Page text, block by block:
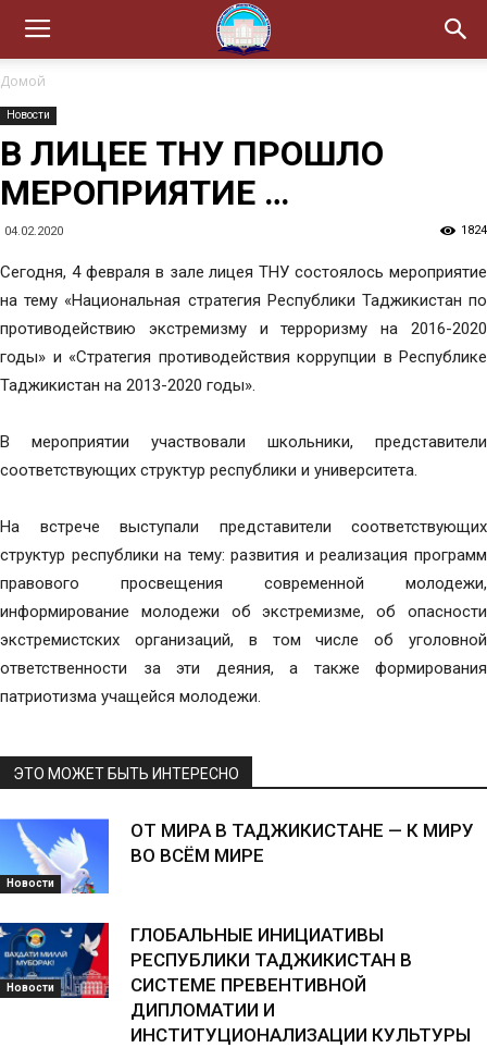
Домой
Новости
В ЛИЦЕЕ ТНУ ПРОШЛО
МЕРОПРИЯТИЕ …
04.02.2020 1824
Сегодня, 4 февраля в зале лицея ТНУ состоялось мероприятие
на тему «Национальная стратегия Республики Таджикистан по
противодействию экстремизму и терроризму на 2016-2020
годы» и «Стратегия противодействия коррупции в Республике
Таджикистан на 2013-2020 годы».
В мероприятии участвовали школьники, представители
соответствующих структур республики и университета.
На встрече выступали представители соответствующих
структур республики на тему: развития и реализация программ
правового просвещения современной молодежи,
информирование молодежи об экстремизме, об опасности
экстремистских организаций, в том числе об уголовной
ответственности за эти деяния, а также формирования
патриотизма учащейся молодежи.
ЭТО МОЖЕТ БЫТЬ ИНТЕРЕСНО
Новости
ОТ МИРА В ТАДЖИКИСТАНЕ — К МИРУ
ВО ВСЁМ МИРЕ
Новости
ГЛОБАЛЬНЫЕ ИНИЦИАТИВЫ
РЕСПУБЛИКИ ТАДЖИКИСТАН В
СИСТЕМЕ ПРЕВЕНТИВНОЙ
ДИПЛОМАТИИ И
ИНСТИТУЦИОНАЛИЗАЦИИ КУЛЬТУРЫ